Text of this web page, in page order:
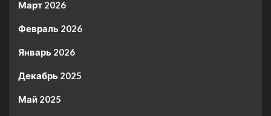
Март 2026
Февраль 2026
Январь 2026
Декабрь 2025
Май 2025